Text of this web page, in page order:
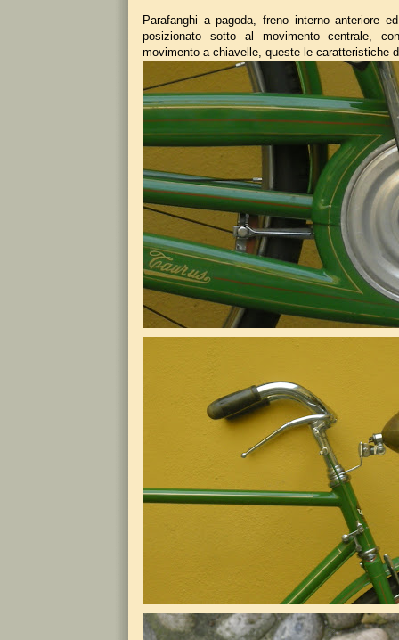
Parafanghi a pagoda, freno interno anteriore
posizionato sotto al movimento centrale,
movimento a chiavelle, queste le caratteristiche